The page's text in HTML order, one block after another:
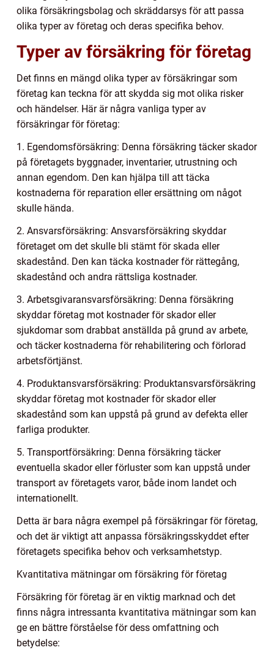
olika försäkringsbolag och skräddarsys för att passa
olika typer av företag och deras specifika behov.
Typer av försäkring för företag
Det finns en mängd olika typer av försäkringar som
företag kan teckna för att skydda sig mot olika risker
och händelser. Här är några vanliga typer av
försäkringar för företag:
1. Egendomsförsäkring: Denna försäkring täcker skador
på företagets byggnader, inventarier, utrustning och
annan egendom. Den kan hjälpa till att täcka
kostnaderna för reparation eller ersättning om något
skulle hända.
2. Ansvarsförsäkring: Ansvarsförsäkring skyddar
företaget om det skulle bli stämt för skada eller
skadestånd. Den kan täcka kostnader för rättegång,
skadestånd och andra rättsliga kostnader.
3. Arbetsgivaransvarsförsäkring: Denna försäkring
skyddar företag mot kostnader för skador eller
sjukdomar som drabbat anställda på grund av arbete,
och täcker kostnaderna för rehabilitering och förlorad
arbetsförtjänst.
4. Produktansvarsförsäkring: Produktansvarsförsäkring
skyddar företag mot kostnader för skador eller
skadestånd som kan uppstå på grund av defekta eller
farliga produkter.
5. Transportförsäkring: Denna försäkring täcker
eventuella skador eller förluster som kan uppstå under
transport av företagets varor, både inom landet och
internationellt.
Detta är bara några exempel på försäkringar för företag,
och det är viktigt att anpassa försäkringsskyddet efter
företagets specifika behov och verksamhetstyp.
Kvantitativa mätningar om försäkring för företag
Försäkring för företag är en viktig marknad och det
finns några intressanta kvantitativa mätningar som kan
ge en bättre förståelse för dess omfattning och
betydelse: